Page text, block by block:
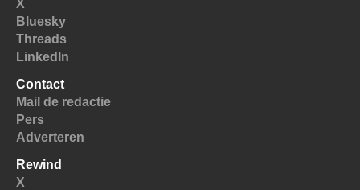
X
Bluesky
Threads
LinkedIn
Contact
Mail de redactie
Pers
Adverteren
Rewind
X